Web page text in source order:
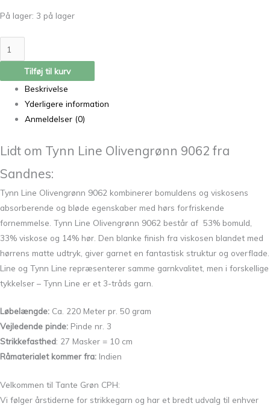
På lager: 3 på lager
Tilføj til kurv
Beskrivelse
Yderligere information
Anmeldelser (0)
Lidt om Tynn Line Olivengrønn 9062 fra
Sandnes:
Tynn Line Olivengrønn 9062 kombinerer bomuldens og viskosens
absorberende og bløde egenskaber med hørs forfriskende
fornemmelse. Tynn Line Olivengrønn 9062 består af 53% bomuld,
33% viskose og 14% hør. Den blanke finish fra viskosen blandet med
hørrens matte udtryk, giver garnet en fantastisk struktur og overflade.
Line og Tynn Line repræsenterer samme garnkvalitet, men i forskellige
tykkelser – Tynn Line er et 3-tråds garn.
Løbelængde: Ca. 220 Meter pr. 50 gram
Vejledende pinde: Pinde nr. 3
Strikkefasthed: 27 Masker = 10 cm
Råmaterialet kommer fra: Indien
Velkommen til Tante Grøn CPH:
Vi følger årstiderne for strikkegarn og har et bredt udvalg til enhver